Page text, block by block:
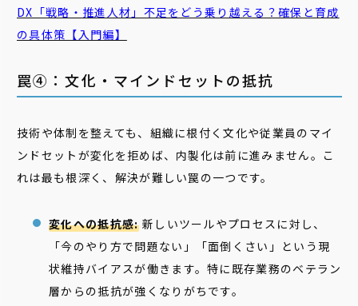
DX「戦略・推進人材」不足をどう乗り越える？確保と育成
の具体策【入門編】
罠④：文化・マインドセットの抵抗
技術や体制を整えても、組織に根付く文化や従業員のマイ
ンドセットが変化を拒めば、内製化は前に進みません。こ
れは最も根深く、解決が難しい罠の一つです。
変化への抵抗感:新しいツールやプロセスに対し、
「今のやり方で問題ない」「面倒くさい」という現
状維持バイアスが働きます。特に既存業務のベテラン
層からの抵抗が強くなりがちです。